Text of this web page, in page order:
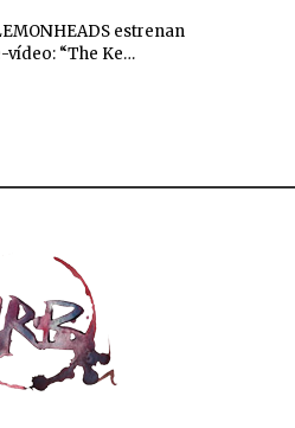
estrenan
vídeo: “The Ke…